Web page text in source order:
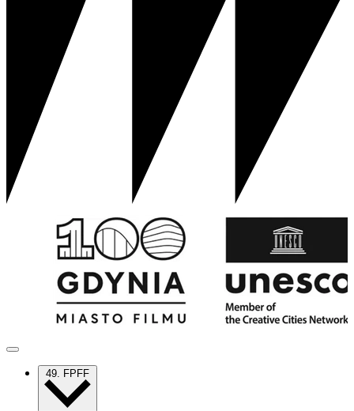
49. FPFF